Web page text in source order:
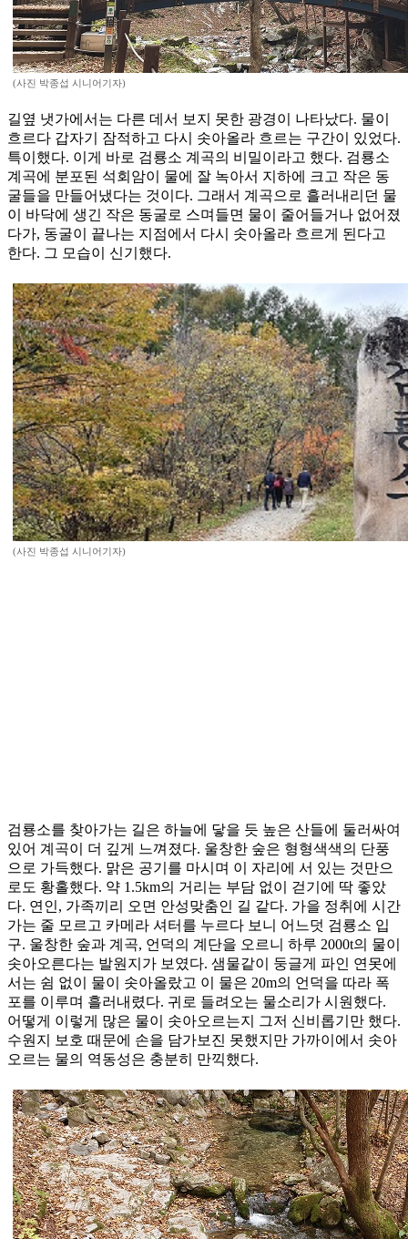
(사진 박종섭 시니어기자)
길옆 냇가에서는 다른 데서 보지 못한 광경이 나타났다. 물이
흐르다 갑자기 잠적하고 다시 솟아올라 흐르는 구간이 있었다.
특이했다. 이게 바로 검룡소 계곡의 비밀이라고 했다. 검룡소
계곡에 분포된 석회암이 물에 잘 녹아서 지하에 크고 작은 동
굴들을 만들어냈다는 것이다. 그래서 계곡으로 흘러내리던 물
이 바닥에 생긴 작은 동굴로 스며들면 물이 줄어들거나 없어졌
다가, 동굴이 끝나는 지점에서 다시 솟아올라 흐르게 된다고
한다. 그 모습이 신기했다.
(사진 박종섭 시니어기자)
검룡소를 찾아가는 길은 하늘에 닿을 듯 높은 산들에 둘러싸여
있어 계곡이 더 깊게 느껴졌다. 울창한 숲은 형형색색의 단풍
으로 가득했다. 맑은 공기를 마시며 이 자리에 서 있는 것만으
로도 황홀했다. 약 1.5km의 거리는 부담 없이 걷기에 딱 좋았
다. 연인, 가족끼리 오면 안성맞춤인 길 같다. 가을 정취에 시간
가는 줄 모르고 카메라 셔터를 누르다 보니 어느덧 검룡소 입
구. 울창한 숲과 계곡, 언덕의 계단을 오르니 하루 2000t의 물이
솟아오른다는 발원지가 보였다. 샘물같이 둥글게 파인 연못에
서는 쉼 없이 물이 솟아올랐고 이 물은 20m의 언덕을 따라 폭
포를 이루며 흘러내렸다. 귀로 들려오는 물소리가 시원했다.
어떻게 이렇게 많은 물이 솟아오르는지 그저 신비롭기만 했다.
수원지 보호 때문에 손을 담가보진 못했지만 가까이에서 솟아
오르는 물의 역동성은 충분히 만끽했다.